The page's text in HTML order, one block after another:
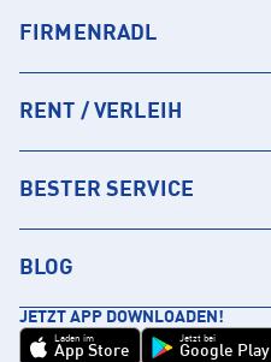
FIRMENRADL
RENT / VERLEIH
BESTER SERVICE
BLOG
JETZT APP DOWNLOADEN!
Laden im
App Store
Jetzt bei
Google Play